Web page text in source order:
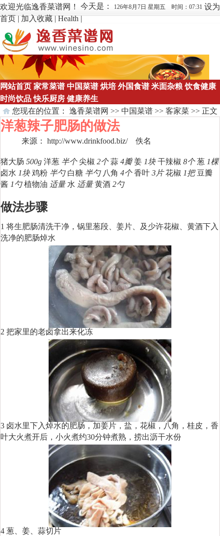
欢迎光临逸香菜谱网！ 今天是： 126年8月7日 星期五 时间：07:31 设为
首页|加入收藏|Health|
网站首页 家常菜谱 中国菜谱 烘培 外国食谱 米面杂粮 饮食健康
时尚饮品 快乐厨房 健康养生
您现在的位置： 逸香菜谱网 >> 中国菜谱 >> 客家菜 >> 正文
洋葱辣子肥肠的做法
来源： http://www.drinkfood.biz/ 佚名
猪大肠 500g 洋葱 半个尖椒 2个蒜 4瓣姜 1块干辣椒 8个葱 1棵
卤水 1块鸡粉 半勺白糖 半勺八角 4个香叶 3片花椒 1把豆瓣
酱 1勺植物油 适量水 适量黄酒 2勺
做法步骤
1 将生肥肠清洗干净，锅里葱段、姜片、及少许花椒、黄酒下入
洗净的肥肠焯水
2 把家里的老卤拿出来化冻
3 卤水里下入焯水的肥肠，加姜片，盐，花椒，八角，桂皮，香
叶大火煮开后，小火煮约30分钟煮熟，捞出沥干水份
4 葱、姜、蒜切片